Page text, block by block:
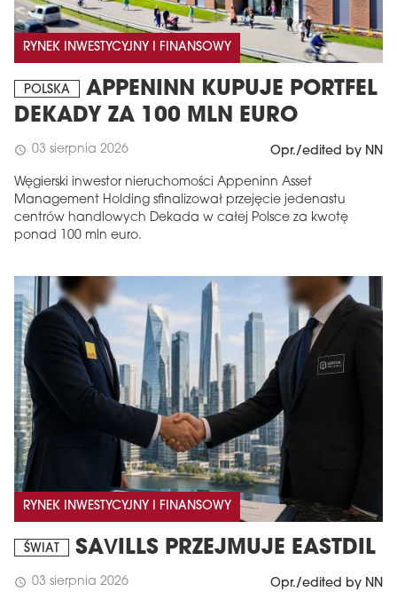
RYNEK INWESTYCYJNY I FINANSOWY
POLSKA
APPENINN KUPUJE PORTFEL
DEKADY ZA 100 MLN EURO
schedule 03 sierpnia 2026 Opr./edited by NN
Węgierski inwestor nieruchomości Appeninn Asset
Management Holding sfinalizował przejęcie jedenastu
centrów handlowych Dekada w całej Polsce za kwotę
ponad 100 mln euro.
RYNEK INWESTYCYJNY I FINANSOWY
ŚWIAT SAVILLS PRZEJMUJE EASTDIL
schedule 03 sierpnia 2026 Opr./edited by NN